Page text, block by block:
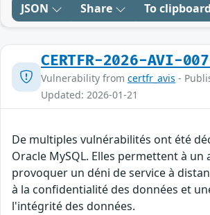
JSON Share To clipboard
CERTFR-2026-AVI-
Vulnerability from certfr_avis -
Updated: 2026-01-21
De multiples vulnérabilités ont été
Oracle MySQL. Elles permettent à
provoquer un déni de service à
à la confidentialité des données et
l'intégrité des données.